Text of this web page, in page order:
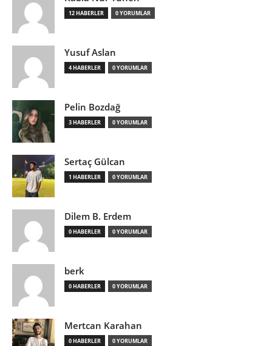
12 HABERLER 0 YORUMLAR
Yusuf Aslan
4 HABERLER 0 YORUMLAR
Pelin Bozdağ
3 HABERLER 0 YORUMLAR
Sertaç Gülcan
1 HABERLER 0 YORUMLAR
Dilem B. Erdem
0 HABERLER 0 YORUMLAR
berk
0 HABERLER 0 YORUMLAR
Mertcan Karahan
0 HABERLER 0 YORUMLAR